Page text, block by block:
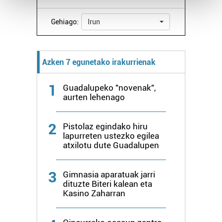
Guk eta gure bazkideek zure datu pertsonalak
teknologia erabiliz, cookieak adibidez, iragarki eta eduki
pertsonalizatuak eskaintzeko, iragarkiak eta edukia
neurtzeko, jendeari buruzko informazioa biltzeko eta
produktuak garatzeko. Zure datuak nork eta zertarako
erabiltzen dituen hauta dezakezu.
Bazkide batzuek ez dizute baimenik eskatzen, eta beren
interes komertzial legitimoetan babesten dira. Ikusi gure
bazkideen zerrenda, beren ustez zein helburutarako
duten interes legitimoa eta horren aurka nola egin
dezakezun ikusteko.
Lortu zure datu pertsonalak prozesatzeko moduari
datuen atalean. Edozein unetan alda edo ken dezakezu
Gehiago: Irun
Azken 7 egunetako irakurrienak
1
Guadalupeko "novenak",
aurten lehenago
2
Pistolaz egindako hiru
lapurreten ustezko egilea
atxilotu dute Guadalupen
3
Gimnasia aparatuak jarri
dituzte Biteri kalean eta
Kasino Zaharran